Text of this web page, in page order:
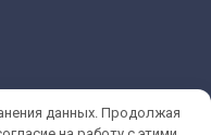
данных. Продолжая